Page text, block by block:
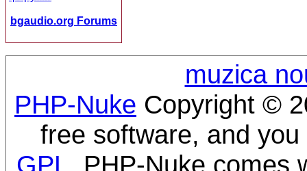
bgaudio.org Forums
muzica
PHP-Nuke Copyright ©
free software, and
GPL. PHP-Nuke comes